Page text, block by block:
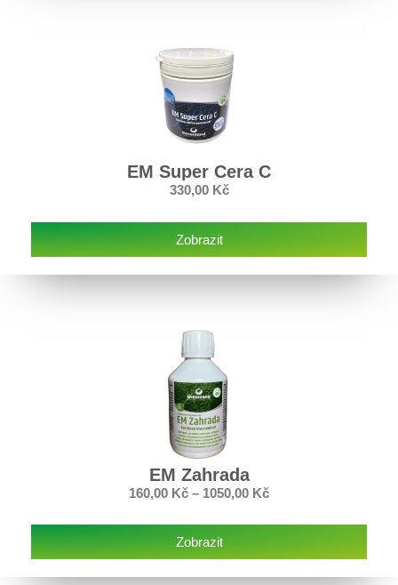
EM Super Cera C
330,00 Kč
Zobrazit
EM Zahrada
160,00 Kč – 1050,00 Kč
Zobrazit